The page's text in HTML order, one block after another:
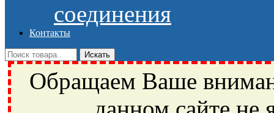
соединения
Контакты
Обращаем Ваше